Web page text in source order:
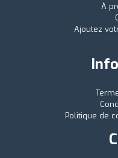
À
Ajoutez
Politique de